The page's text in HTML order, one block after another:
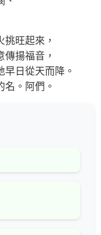
旺起來，
揚福音，
日從天而降。
。阿們。